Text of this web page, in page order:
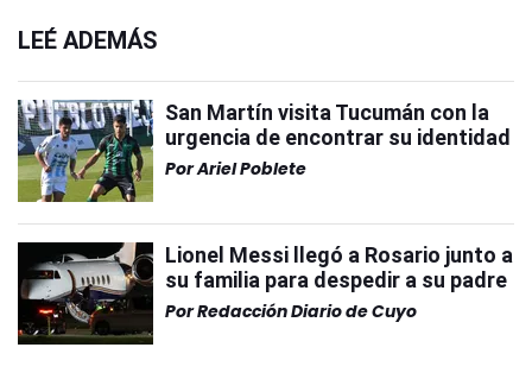
LEÉ ADEMÁS
San Martín visita Tucumán con la
urgencia de encontrar su identidad
PorAriel Poblete
Lionel Messi llegó a Rosario junto a
su familia para despedir a su padre
PorRedacción Diario de Cuyo